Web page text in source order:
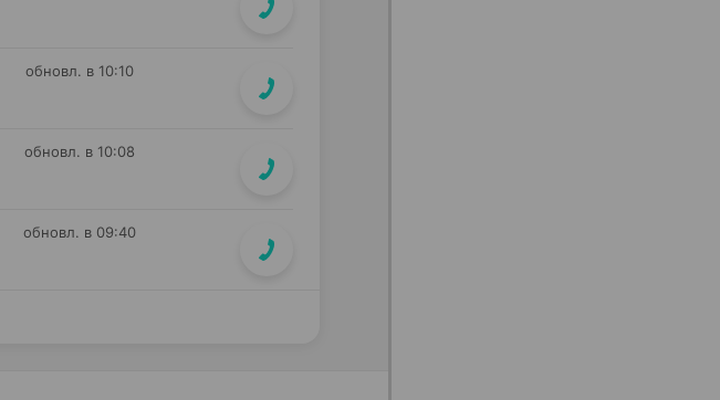
обновл. в 10:10
обновл. в 10:08
обновл. в 09:40